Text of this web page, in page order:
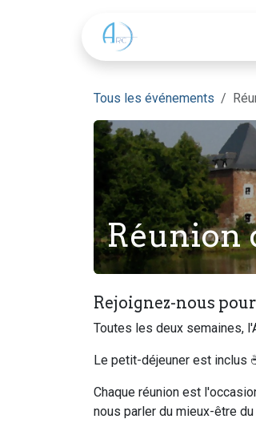
Tous les événements
Réunion
Rejoignez-nous
Toutes les deux semaines,
Le petit-déjeuner est inclus
Chaque réunion est
nous parler du mieux-être